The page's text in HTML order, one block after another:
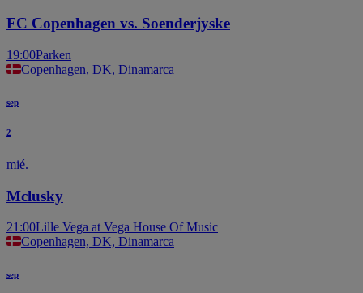
FC Copenhagen vs. Soenderjyske
19:00Parken
Copenhagen, DK, Dinamarca
sep
2
mié.
Mclusky
21:00Lille Vega at Vega House Of Music
Copenhagen, DK, Dinamarca
sep